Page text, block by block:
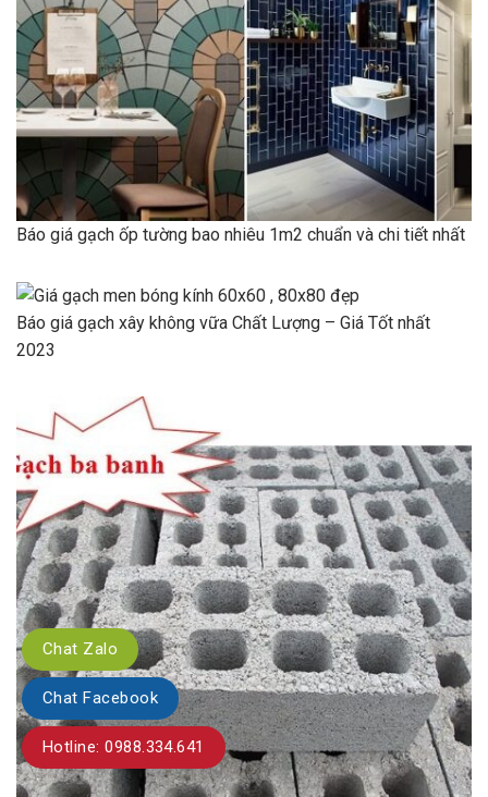
Báo giá gạch ốp tường bao nhiêu 1m2 chuẩn và chi tiết nhất
Báo giá gạch xây không vữa Chất Lượng – Giá Tốt nhất
2023
Chat Zalo
Chat Facebook
Hotline: 0988.334.641